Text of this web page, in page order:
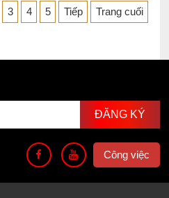
3 4 5 Tiếp Trang cuối
Công việc